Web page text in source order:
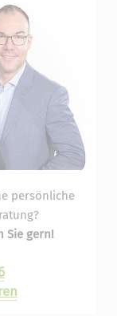
persönliche
Sie gern!